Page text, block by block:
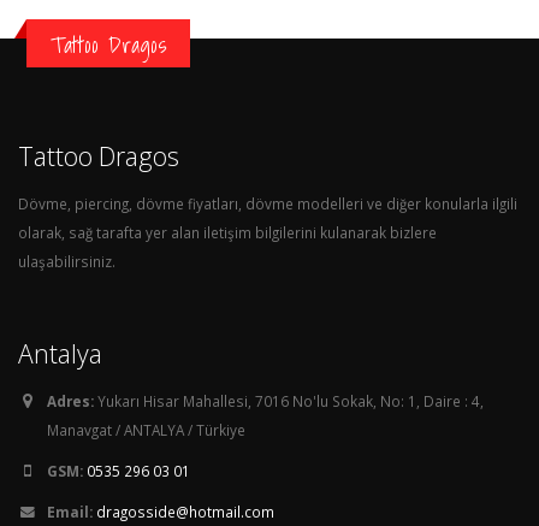
Tattoo Dragos
Tattoo Dragos
Dövme, piercing, dövme fiyatları, dövme modelleri ve diğer konularla ilgili
olarak, sağ tarafta yer alan iletişim bilgilerini kulanarak bizlere
ulaşabilirsiniz.
Antalya
Adres:Yukarı Hisar Mahallesi, 7016 No'lu Sokak, No: 1, Daire : 4,
Manavgat / ANTALYA / Türkiye
GSM: 0535 296 03 01
Email: dragosside@hotmail.com